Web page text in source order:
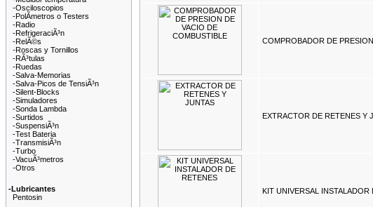
-Osciloscopios
-PolÃ­metros o Testers
-Radio
-RefrigeraciÃ³n
-RelÃ©s
-Roscas y Tornillos
-RÃ³tulas
-Ruedas
-Salva-Memorias
-Salva-Picos de TensiÃ³n
-Silent-Blocks
-Simuladores
-Sonda Lambda
-Surtidos
-SuspensiÃ³n
-Test Bateria
-TransmisiÃ³n
-Turbo
-VacuÃ³metros
-Otros
-Lubricantes
Pentosin
COMPROBADOR DE
EXTRACTOR DE RETENES Y
KIT UNIVERSAL INSTALADOR